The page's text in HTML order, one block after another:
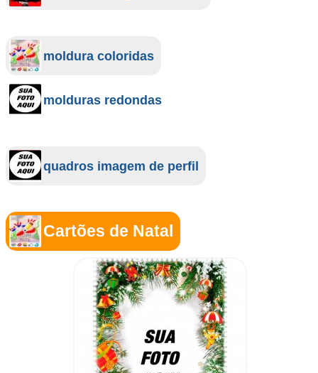
moldura coloridas
molduras redondas
quadros imagem de perfil
Cartões de Natal